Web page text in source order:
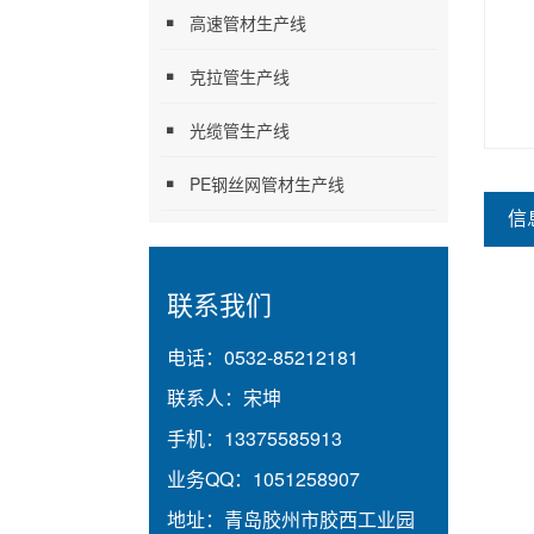
高速管材生产线
克拉管生产线
光缆管生产线
PE钢丝网管材生产线
联系我们
电话： 0532-85212181
联系人： 宋坤
手机： 13375585913
业务QQ： 1051258907
地址： 青岛胶州市胶西工业园
信